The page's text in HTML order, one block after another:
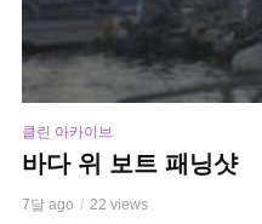
클린 아카이브
바다 위 보트 패닝샷
7달 ago 22 views